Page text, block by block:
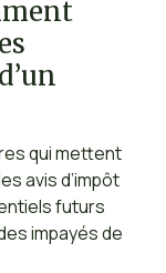
qui mettent
avis d’impôt
futurs
impayés de